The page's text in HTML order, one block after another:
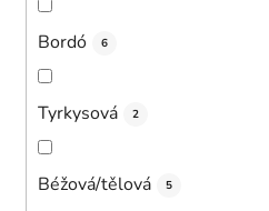
Bordó 6
Tyrkysová 2
Béžová/tělová 5